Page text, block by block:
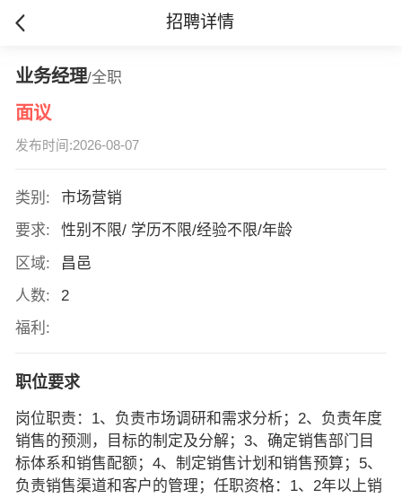
招聘详情
业务经理/全职
面议
发布时间:2026-08-07
类别:
市场营销
要求:
性别不限/ 学历不限/经验不限/年龄
区域:
昌邑
人数:
2
福利:
职位要求
岗位职责：1、负责市场调研和需求分析；2、负责年度
销售的预测，目标的制定及分解；3、确定销售部门目
标体系和销售配额；4、制定销售计划和销售预算；5、
负责销售渠道和客户的管理；任职资格：1、2年以上销